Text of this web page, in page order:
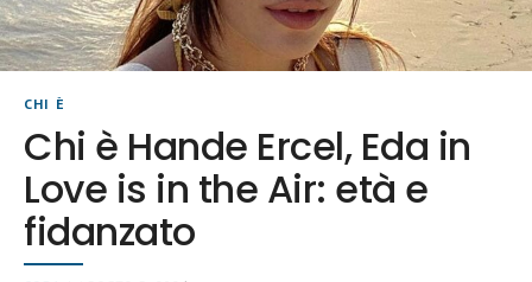
CHI È
Chi è Hande Ercel, Eda in
Love is in the Air: età e
fidanzato